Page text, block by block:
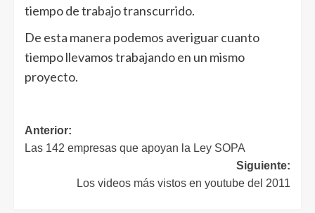
tiempo de trabajo transcurrido.
De esta manera podemos averiguar cuanto
tiempo llevamos trabajando en un mismo
proyecto.
Navegación
de
entradas
Anterior:
Las 142 empresas que apoyan la Ley SOPA
Siguiente:
Los videos más vistos en youtube del 2011